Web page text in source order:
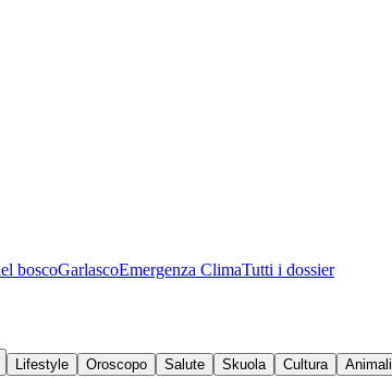
boscoGarlascoEmergenza ClimaTutti i dossier
Lifestyle Oroscopo Salute Skuola Cultura Animali